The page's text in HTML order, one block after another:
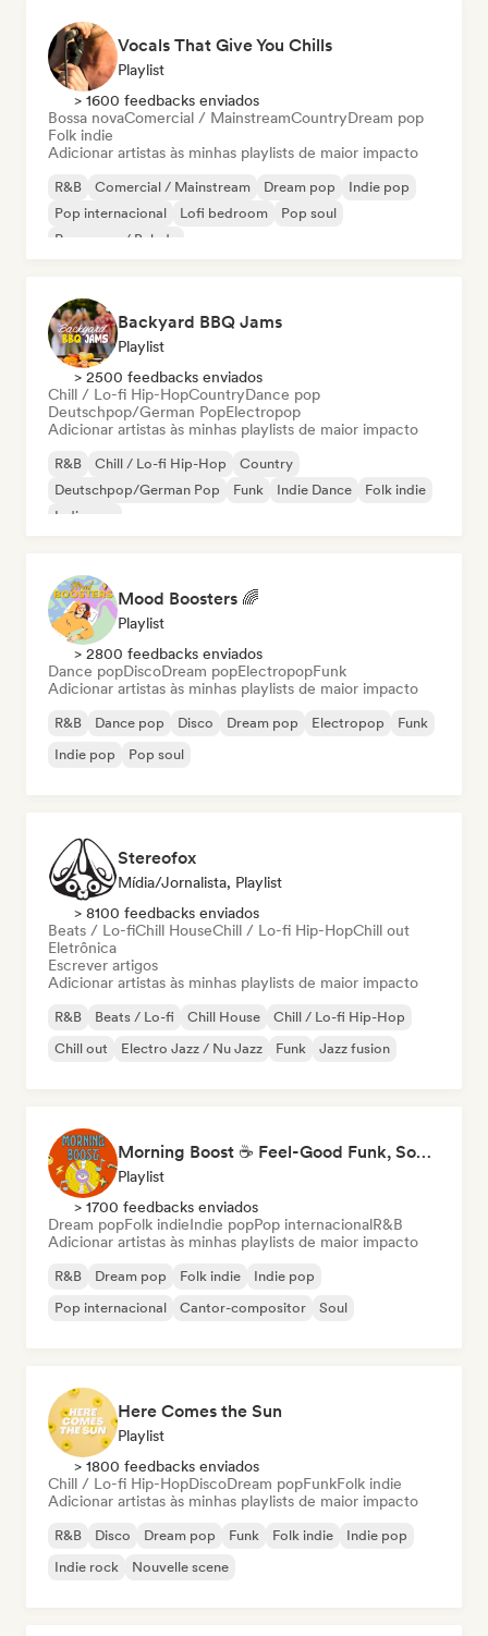
Vocals That Give You Chills
Playlist
> 1600 feedbacks enviados
Bossa novaComercial / MainstreamCountryDream pop
Folk indie
Adicionar artistas às minhas playlists de maior impacto
R&B Comercial / Mainstream Dream pop
Indie pop
Pop internacional
Lofi bedroom
Pop soul
Pop suave / Balada
Backyard BBQ Jams
Playlist
> 2500 feedbacks enviados
Chill / Lo-fi Hip-HopCountryDance pop
Deutschpop/German PopElectropop
Adicionar artistas às minhas playlists de maior impacto
R&B Chill / Lo-fi Hip-Hop
Country
Deutschpop/German Pop
Funk Indie Dance
Folk indie
Indie pop
Mood Boosters 🌈
Playlist
> 2800 feedbacks enviados
Dance popDiscoDream popElectropopFunk
Adicionar artistas às minhas playlists de maior impacto
R&B Dance pop Disco Dream pop Electropop
Funk
Indie pop
Pop soul
Stereofox
Mídia/Jornalista, Playlist
> 8100 feedbacks enviados
Beats / Lo-fiChill HouseChill / Lo-fi Hip-HopChill out
Eletrônica
Escrever artigos
Adicionar artistas às minhas playlists de maior impacto
R&B Beats / Lo-fi Chill House
Chill / Lo-fi Hip-Hop
Chill out
Electro Jazz / Nu Jazz Funk Jazz fusion
Morning Boost ☕ Feel-Good Funk, Soul & Neo-Soul to Wake Up
Playlist
> 1700 feedbacks enviados
Dream popFolk indieIndie popPop internacionalR&B
Adicionar artistas às minhas playlists de maior impacto
R&B Dream pop Folk indie
Indie pop
Pop internacional
Cantor-compositor Soul
Here Comes the Sun
Playlist
> 1800 feedbacks enviados
Chill / Lo-fi Hip-HopDiscoDream popFunkFolk indie
Adicionar artistas às minhas playlists de maior impacto
R&B Disco Dream pop Funk Folk indie
Indie pop
Indie rock
Nouvelle scene